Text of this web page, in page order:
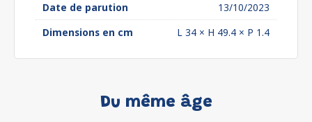
Date de parution
13/10/2023
Dimensions en cm
L 34 × H 49.4 × P 1.4
Du même âge